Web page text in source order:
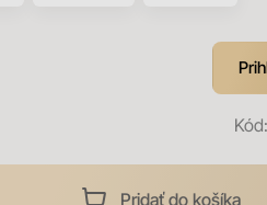
Kód:
Pridať do košíka